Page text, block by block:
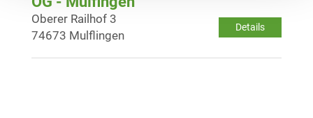
Details
Oberer Railhof 3
74673 Mulflingen